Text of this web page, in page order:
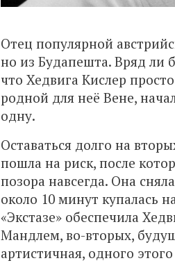
Отец популярной
но из Будапешта. Вряд ли
что Хедвига Кислер
родной для неё Вене,
одну.
Оставаться долго на
пошла на риск, после
позора навсегда. Она
около 10 минут купалась
«Экстазе» обеспечила
Мандлем, во-вторых,
артистичная, одного